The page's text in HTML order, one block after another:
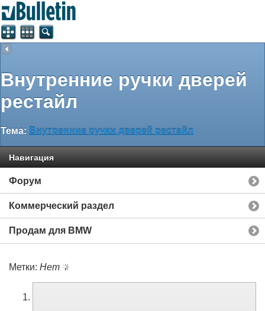
Внутренние ручки дверей
рестайл
Тема: Внутренние ручки дверей рестайл
Навигация
Форум
Коммерческий раздел
Продам для BMW
Метки: Нет